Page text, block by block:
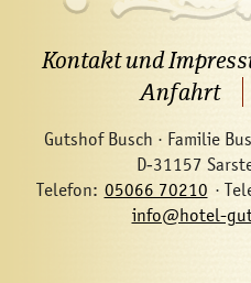
Kontakt und
Anfahrt
Gutshof Busch · Familie
D‑31157
Telefon: 05066 70210 ·
info@hotel-